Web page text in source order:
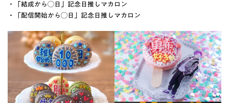
・「結成から◯日」記念日推しマカロン
・「配信開始から◯日」記念日推しマカロン